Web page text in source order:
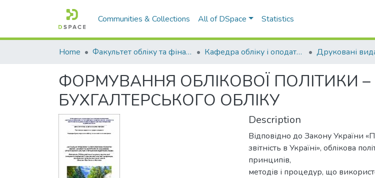
Communities & Collections All of DSpace Statistics
Home Факультет обліку та фінансів Кафедра обліку і оподаткування
ФОРМУВАННЯ ОБЛІКОВОЇ ПОЛІТИКИ
БУХГАЛТЕРСЬКОГО ОБЛІКУ
Description
Відповідно до Закону України
звітність в Україні», облікова
принципів,
методів і процедур, що